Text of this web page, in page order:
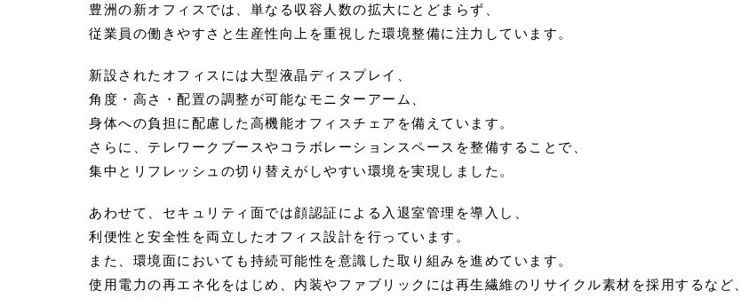
豊洲の新オフィスでは、単なる収容人数の拡大にとどまらず、
従業員の働きやすさと生産性向上を重視した環境整備に注力しています。
新設されたオフィスには大型液晶ディスプレイ、
角度・高さ・配置の調整が可能なモニターアーム、
身体への負担に配慮した高機能オフィスチェアを備えています。
さらに、テレワークブースやコラボレーションスペースを整備することで、
集中とリフレッシュの切り替えがしやすい環境を実現しました。
あわせて、セキュリティ面では顔認証による入退室管理を導入し、
利便性と安全性を両立したオフィス設計を行っています。
また、環境面においても持続可能性を意識した取り組みを進めています。
使用電力の再エネ化をはじめ、内装やファブリックには再生繊維のリサイクル素材を採用するなど、